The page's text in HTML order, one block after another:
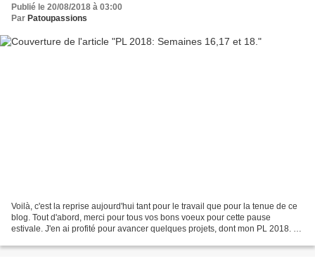
Publié le 20/08/2018 à 03:00
Par Patoupassions
Voilà, c'est la reprise aujourd'hui tant pour le travail que pour la tenue de ce
blog. Tout d'abord, merci pour tous vos bons voeux pour cette pause
estivale. J'en ai profité pour avancer quelques projets, dont mon PL 2018. La